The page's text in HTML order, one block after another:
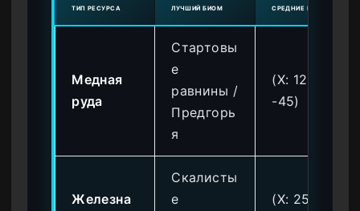
ТИП РЕСУРСА ЛУЧШИЙ БИОМ СРЕДНИЕ КООРДИНАТЫ
Медная
руда
Стартовы
е
равнины /
Предгорь
я
(X: 120, Y:
-45)
Железна
Скалисты
е
(X: 250, Y: